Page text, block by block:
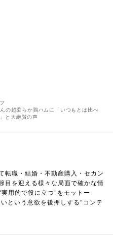
の超柔らか鶏ハムに「いつもとは比べ
と大絶賛の声
転職・結婚・不動産購入・セカン
目を迎える様々な局面で確かな情
用的で役に立つ"をモットー
という意欲を後押しする"コンテ